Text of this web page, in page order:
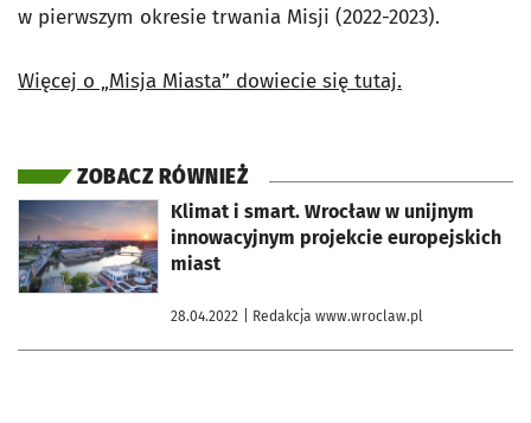
w pierwszym okresie trwania Misji (2022-2023).
Więcej o „Misja Miasta” dowiecie się tutaj.
ZOBACZ RÓWNIEŻ
Klimat i smart. Wrocław w unijnym
innowacyjnym projekcie europejskich
miast
28.04.2022 | Redakcja www.wroclaw.pl
otworzy się w nowej karcie